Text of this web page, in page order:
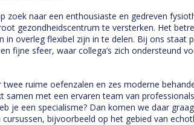
zoek naar een enthousiaste en gedreven
gezondheidscentrum te versterken. Het
in overleg flexibel zijn in te delen. Bij ons staat
fijne sfeer, waar collega’s zich ondersteund
ruime oefenzalen en zes moderne
samen met een ervaren team van
je een specialisme? Dan komen we daar
bijvoorbeeld op het gebied van